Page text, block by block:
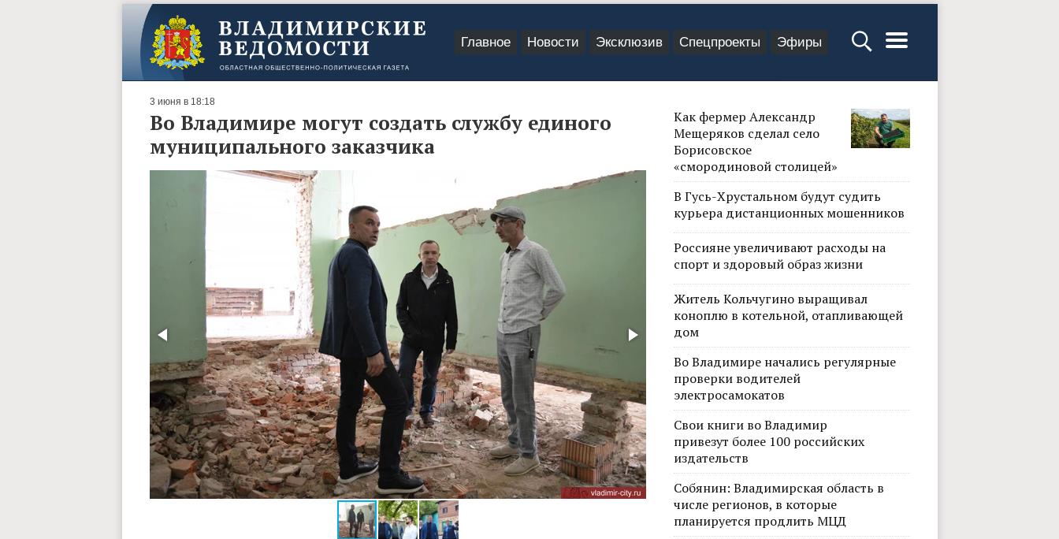
Главное Новости Эксклюзив Спецпроекты Эфиры
3 июня в 18:18
Во Владимире могут создать службу единого
муниципального заказчика
Как фермер Александр
Мещеряков сделал село
Борисовское
«смородиновой столицей»
В Гусь-Хрустальном будут судить
курьера дистанционных мошенников
Россияне увеличивают расходы на
спорт и здоровый образ жизни
Житель Кольчугино выращивал
коноплю в котельной, отапливающей
дом
Во Владимире начались регулярные
проверки водителей
электросамокатов
Свои книги во Владимир
привезут более 100 российских
издательств
Собянин: Владимирская область в
числе регионов, в которые
планируется продлить МЦД